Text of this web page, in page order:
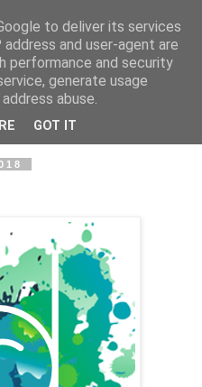
to deliver its services
and user-agent are
performance and security
generate usage
abuse.
GOT IT